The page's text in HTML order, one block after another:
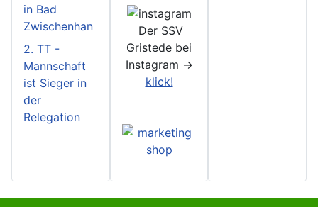
in Bad
Zwischenhan
2. TT -
Mannschaft
ist Sieger in
der
Relegation
Der SSV
Gristede bei
Instagram ->
klick!